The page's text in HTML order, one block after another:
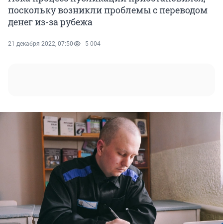
поскольку возникли проблемы с переводом
денег из-за рубежа
21 декабря 2022, 07:50 5 004